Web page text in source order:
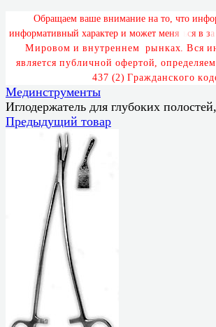
Обращаем ваше внимание на то, что инфо
информативный характер и может меня ься в за
Мировом и внутреннем рынках. Вся и
является публичной офертой, определяем
437 (2) Гражданского код
Мединструменты
Иглодержатель для глубоких
Предыдущий товар